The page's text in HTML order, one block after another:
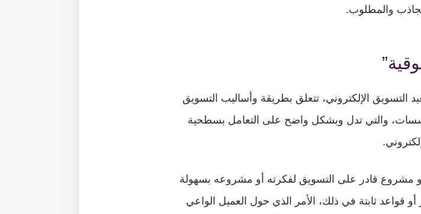
والمطلوب.
الإلكتروني، تتعلق بطريقة وأساليب التسويق
والتي تدل وبشكل واضح على التعامل بسطحية
مشروع قادر على التسويق لفكرته أو مشروعه بسهولة
قواعد ثابتة في ذلك، الأمر الذي حول العميل الواعي